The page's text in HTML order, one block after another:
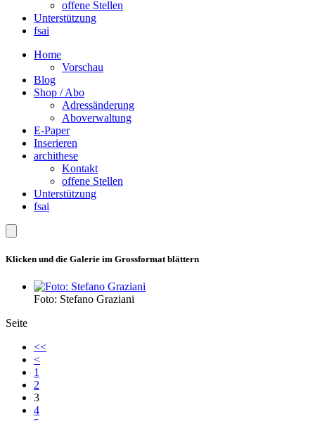
offene Stellen
Unterstützung
fsai
Home
Vorschau
Blog
Shop / Abo
Adressänderung
Aboverwaltung
E-Paper
Inserieren
archithese
Kontakt
offene Stellen
Unterstützung
fsai
Klicken und die Galerie im Grossformat blättern
Foto: Stefano Graziani
Seite
<<
<
1
2
3
4